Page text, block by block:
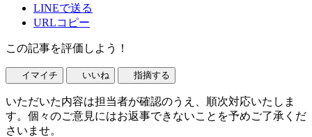
LINEで送る
URLコピー
この記事を評価しよう！
イマイチ いいね 指摘する
いただいた内容は担当者が確認のうえ、順次対応いたしま
す。個々のご意見にはお返事できないことを予めご了承くだ
さいませ。